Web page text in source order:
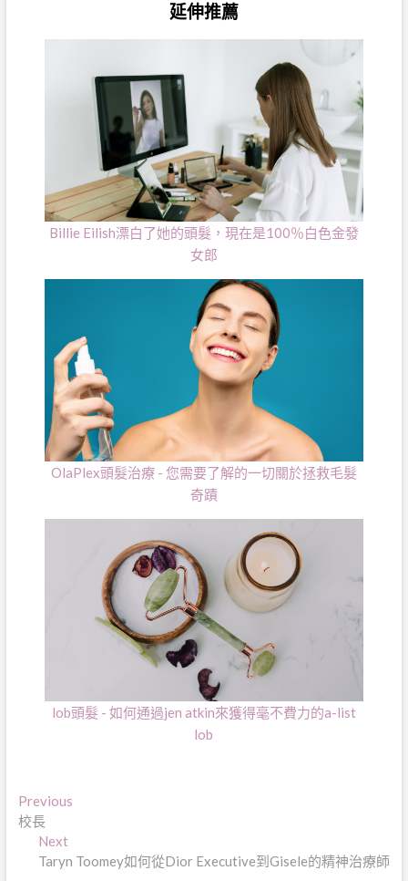
延伸推薦
Billie Eilish漂白了她的頭髮，現在是100％白色金發
女郎
OlaPlex頭髮治療 - 您需要了解的一切關於拯救毛髮
奇蹟
lob頭髮 - 如何通過jen atkin來獲得毫不費力的a-list
lob
文
章
導
PreviousPrevious
校長
NextNext
post:
Taryn Toomey如何從Dior Executive到Gisele的精神治療師